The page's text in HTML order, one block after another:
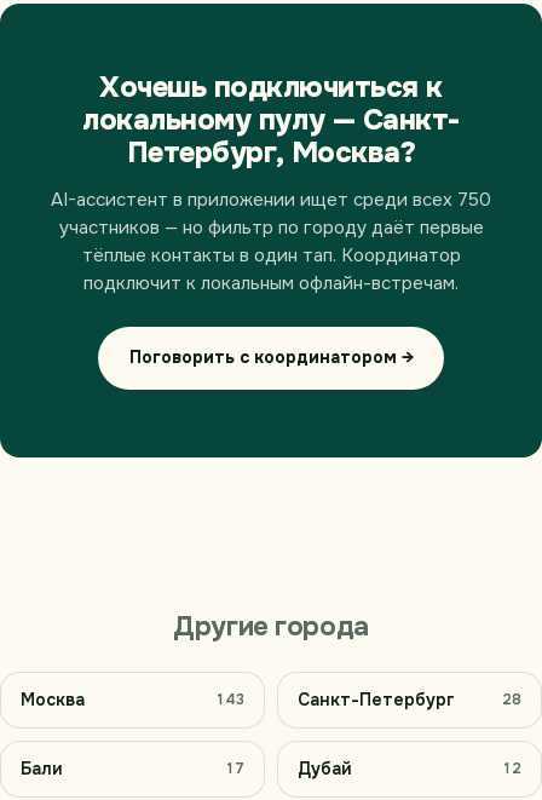
Хочешь подключиться к
локальному пулу — Санкт-
Петербург, Москва?
AI-ассистент в приложении ищет среди всех 750
участников — но фильтр по городу даёт первые
тёплые контакты в один тап. Координатор
подключит к локальным офлайн-встречам.
Поговорить с координатором →
Другие города
Москва 143 Санкт-Петербург 28
Бали 17 Дубай 12